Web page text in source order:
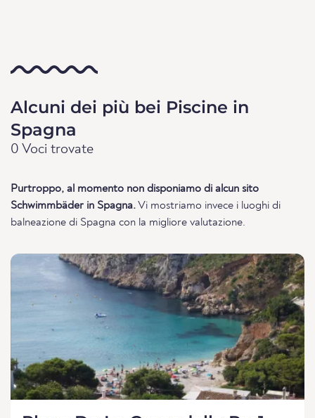
Alcuni dei più bei Piscine in
Spagna
0 Voci trovate
Purtroppo, al momento non disponiamo di alcun sito
Schwimmbäder in Spagna.Vi mostriamo invece i luoghi di
balneazione di Spagna con la migliore valutazione.